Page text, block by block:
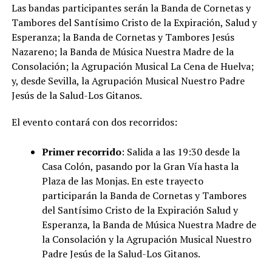
Las bandas participantes serán la Banda de Cornetas y
Tambores del Santísimo Cristo de la Expiración, Salud y
Esperanza; la Banda de Cornetas y Tambores Jesús
Nazareno; la Banda de Música Nuestra Madre de la
Consolación; la Agrupación Musical La Cena de Huelva;
y, desde Sevilla, la Agrupación Musical Nuestro Padre
Jesús de la Salud-Los Gitanos.
El evento contará con dos recorridos:
Primer recorrido: Salida a las 19:30 desde la
Casa Colón, pasando por la Gran Vía hasta la
Plaza de las Monjas. En este trayecto
participarán la Banda de Cornetas y Tambores
del Santísimo Cristo de la Expiración Salud y
Esperanza, la Banda de Música Nuestra Madre de
la Consolación y la Agrupación Musical Nuestro
Padre Jesús de la Salud-Los Gitanos.